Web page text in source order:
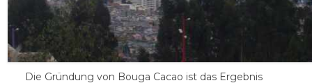
Die Gründung von Bouga Cacao ist das Ergebnis